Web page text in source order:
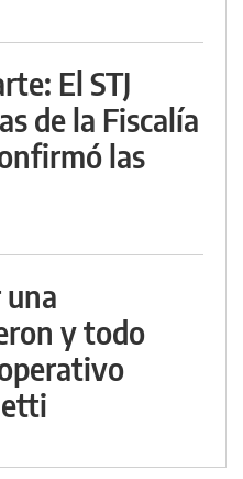
El STJ
de la Fiscalía
las
y todo